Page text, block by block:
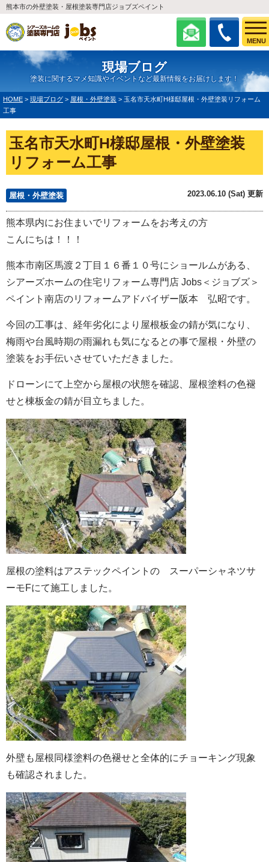
MENU
熊本市の外壁塗装・屋根塗装専門店ジョブズペイント
現場ブログ
塗装に関するマメ知識やイベントなど最新情報をお届けします！
HOME > 現場ブログ > 屋根・外壁塗装 > 玉名市天水町H様邸屋根・外壁塗装リフォーム
工事
玉名市天水町H様邸屋根・外壁塗装
リフォーム工事
屋根・外壁塗装 2023.06.10 (Sat) 更新
熊本県内にお住まいでリフォームをお考えの方
こんにちは！！！
熊本市南区馬渡２丁目１６番１０号にショールムがある、
シアーズホームの住宅リフォーム専門店 Jobs＜ジョブズ＞
ペイント南店のリフォームアドバイザー阪本 弘昭です。
今回の工事は、経年劣化により屋根板金の錆が気になり、
梅雨や台風時期の雨漏れも気になるとの事で屋根・外壁の
塗装をお手伝いさせていただきました。
ドローンにて上空から屋根の状態を確認、屋根塗料の色褪
せと棟板金の錆が目立ちました。
屋根の塗料はアステックペイントの スーパーシャネツサ
ーモFにて施工しました。
外壁も屋根同様塗料の色褪せと全体的にチョーキング現象
も確認されました。